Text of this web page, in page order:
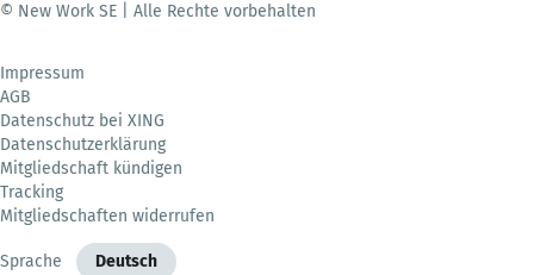
© New Work SE | Alle Rechte vorbehalten
Impressum
AGB
Datenschutz bei XING
Datenschutzerklärung
Mitgliedschaft kündigen
Tracking
Mitgliedschaften widerrufen
Sprache Deutsch